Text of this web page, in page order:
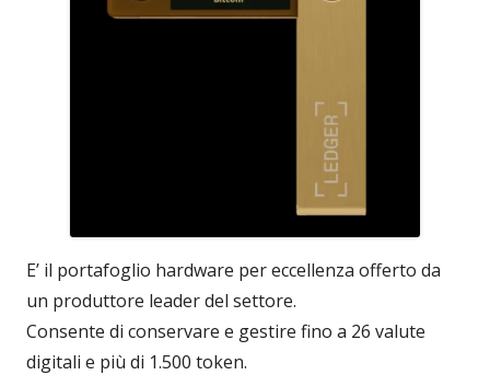
E’ il portafoglio hardware per eccellenza offerto da
un produttore leader del settore.
Consente di conservare e gestire fino a 26 valute
digitali e più di 1.500 token.